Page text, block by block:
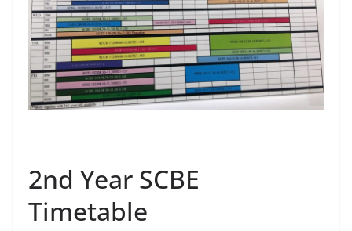
2nd Year SCBE
Timetable